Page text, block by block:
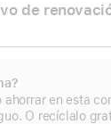
de
ahorrar en esta
O recíclalo